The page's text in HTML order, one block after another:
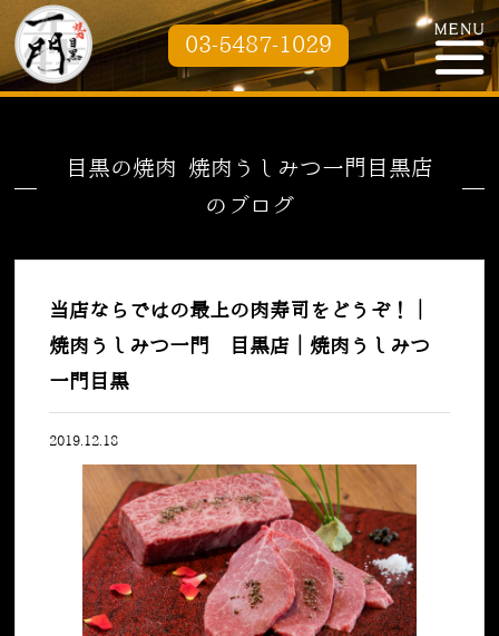
03-5487-1029
目黒の焼肉 焼肉うしみつ一門目黒店
のブログ
当店ならではの最上の肉寿司をどうぞ！｜
焼肉うしみつ一門 目黒店｜焼肉うしみつ
一門目黒
2019.12.18